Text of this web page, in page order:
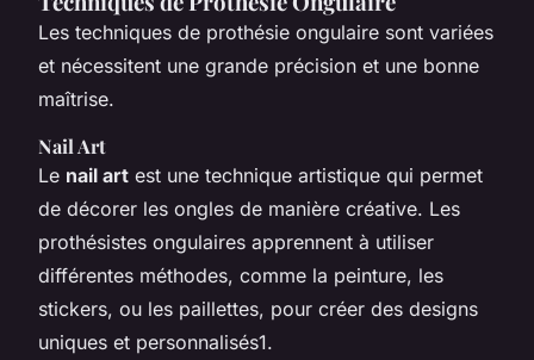
Les techniques de prothésie ongulaire sont variées
et nécessitent une grande précision et une bonne
maîtrise.
Nail Art
Le nail art est une technique artistique qui permet
de décorer les ongles de manière créative. Les
prothésistes ongulaires apprennent à utiliser
différentes méthodes, comme la peinture, les
stickers, ou les paillettes, pour créer des designs
uniques et personnalisés1.